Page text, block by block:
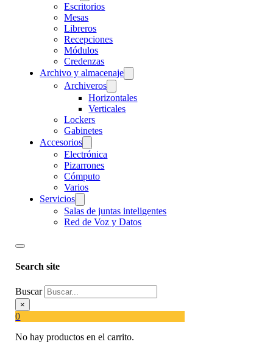
Escritorios
Mesas
Libreros
Recepciones
Módulos
Credenzas
Archivo y almacenaje
Archiveros
Horizontales
Verticales
Lockers
Gabinetes
Accesorios
Electrónica
Pizarrones
Cómputo
Varios
Servicios
Salas de juntas inteligentes
Red de Voz y Datos
Search site
Buscar
×
0
No hay productos en el carrito.